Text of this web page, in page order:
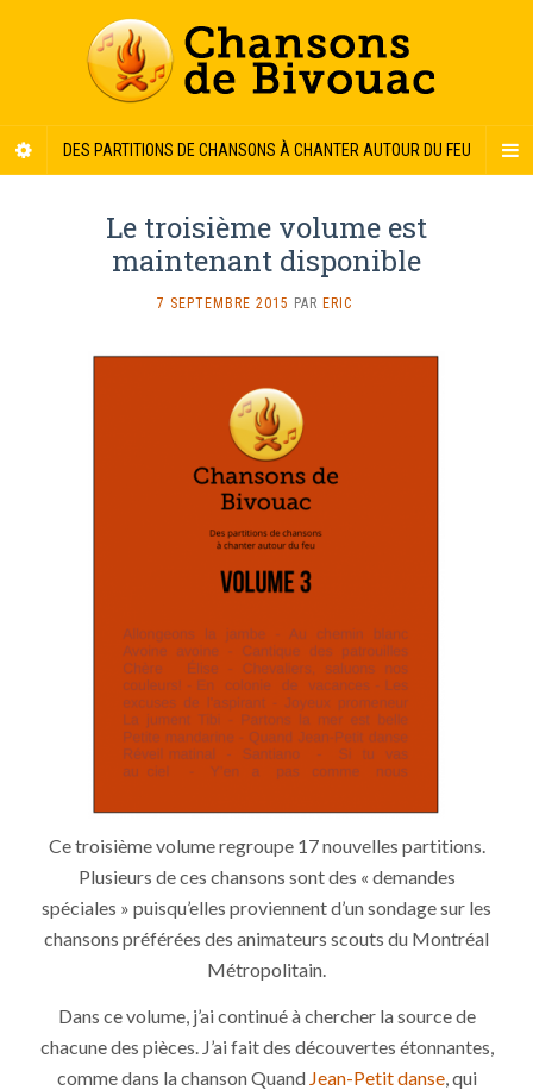
DES PARTITIONS DE CHANSONS À CHANTER AUTOUR DU FEU
Le troisième volume est
maintenant disponible
7 SEPTEMBRE 2015 PAR ERIC
Ce troisième volume regroupe 17 nouvelles partitions.
Plusieurs de ces chansons sont des « demandes
spéciales » puisqu’elles proviennent d’un sondage sur les
chansons préférées des animateurs scouts du Montréal
Métropolitain.
Dans ce volume, j’ai continué à chercher la source de
chacune des pièces. J’ai fait des découvertes étonnantes,
comme dans la chanson Quand Jean-Petit danse, qui